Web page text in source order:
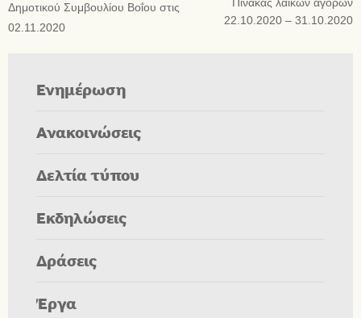
Δημοτικού Συμβουλίου Βοΐου στις
02.11.2020
22.10.2020 – 31.10.2020
Ενημέρωση
Ανακοινώσεις
Δελτία τύπου
Εκδηλώσεις
Δράσεις
Έργα